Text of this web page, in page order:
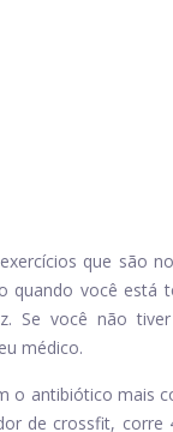
que são
quando você está
Se você não
médico.
o antibiótico mais
de crossfit,